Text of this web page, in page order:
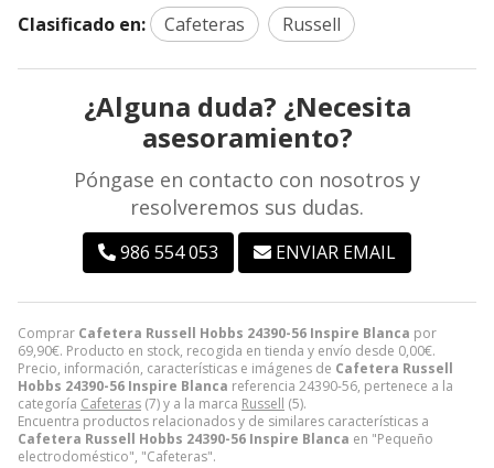
Comprar Cafetera Russell Hobbs 24390-56 Inspire Blanca por
69,90€. Producto en stock, recogida en tienda y envío desde 0,00€.
Precio, información, características e imágenes de Cafetera Russell
Hobbs 24390-56 Inspire Blanca referencia 24390-56, pertenece a la
categoría Cafeteras (7) y a la marca Russell (5).
Encuentra productos relacionados y de similares características a
Cafetera Russell Hobbs 24390-56 Inspire Blanca en "Pequeño
electrodoméstico", "Cafeteras".
Clasificado en: Cafeteras Russell
¿Alguna duda? ¿Necesita
asesoramiento?
Póngase en contacto con nosotros y
resolveremos sus dudas.
986 554 053 ENVIAR EMAIL